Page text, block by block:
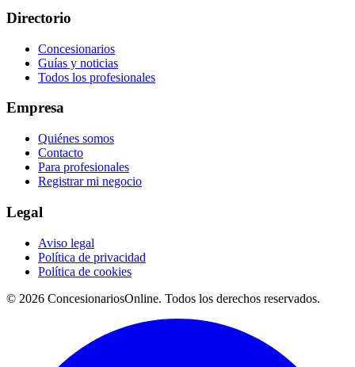
Directorio
Concesionarios
Guías y noticias
Todos los profesionales
Empresa
Quiénes somos
Contacto
Para profesionales
Registrar mi negocio
Legal
Aviso legal
Política de privacidad
Política de cookies
© 2026 ConcesionariosOnline. Todos los derechos reservados.